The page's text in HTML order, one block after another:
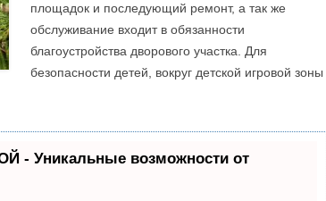
площадок и последующий ремонт, а так же
обслуживание входит в обязанности
благоустройства дворового участка. Для
безопасности детей, вокруг детской игровой зоны
- Уникальные возможности от